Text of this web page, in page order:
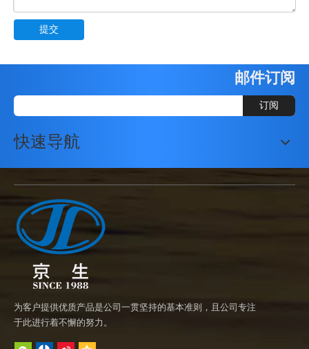
提交
邮件订阅
订阅
快速导航
为客户提供优质产品是公司一贯坚持的基本准则，且公司专注
于此进行着不懈的努力。